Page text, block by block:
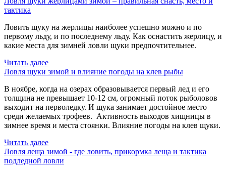
тактика
Ловить щуку на жерлицы наиболее успешно можно и по
первому льду, и по последнему льду. Как оснастить жерлицу, и
какие места для зимней ловли щуки предпочтительнее.
Читать далее
Ловля щуки зимой и влияние погоды на клев рыбы
В ноябре, когда на озерах образовывается первый лед и его
толщина не превышает 10-12 см, огромный поток рыболовов
выходит на перволедку. И щука занимает достойное место
среди желаемых трофеев. Активность выходов хищницы в
зимнее время и места стоянки. Влияние погоды на клев щуки.
Читать далее
Ловля леща зимой - где ловить, прикормка леща и тактика
подледной ловли